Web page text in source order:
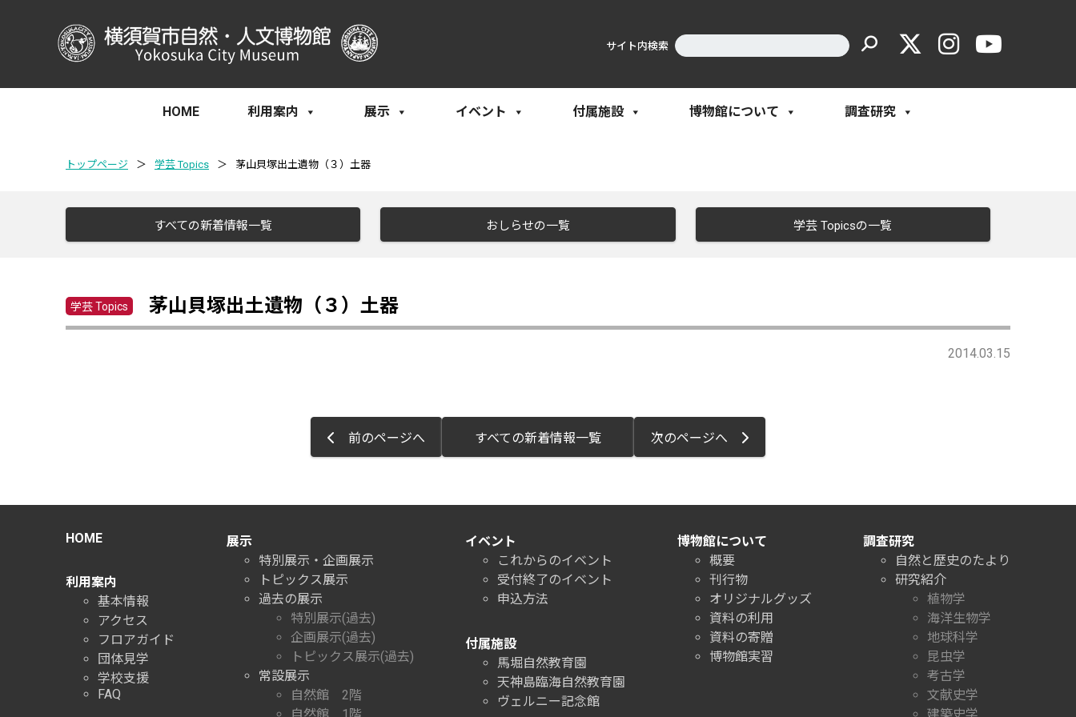
サイト内検索
HOME 利用案内 展示 イベント 付属施設 博物館について 調査研究
トップページ ＞ 学芸 Topics ＞ 茅山貝塚出土遺物（３）土器
すべての新着情報一覧 おしらせの一覧 学芸 Topicsの一覧
学芸 Topics 茅山貝塚出土遺物（３）土器
2014.03.15
前のページへ すべての新着情報一覧 次のページへ
HOME
利用案内
基本情報
アクセス
フロアガイド
団体見学
学校支援
FAQ
展示
特別展示・企画展示
トピックス展示
過去の展示
特別展示(過去)
企画展示(過去)
トピックス展示(過去)
常設展示
自然館 2階
イベント
これからのイベント
受付終了のイベント
申込方法
付属施設
馬堀自然教育園
天神島臨海自然教育園
ヴェルニー記念館
博物館について
概要
刊行物
オリジナルグッズ
資料の利用
資料の寄贈
博物館実習
調査研究
自然と歴史のたより
研究紹介
植物学
海洋生物学
地球科学
昆虫学
考古学
文献史学